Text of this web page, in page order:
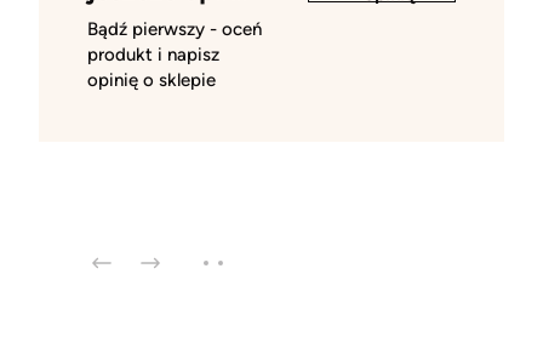
Bądź pierwszy - oceń
produkt i napisz
opinię o sklepie